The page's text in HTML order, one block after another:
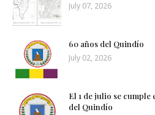
July 07, 2026
60 años del Quindío
July 02, 2026
El 1 de julio se cumple
del Quindío